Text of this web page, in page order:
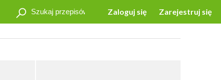
Zaloguj się Zarejestruj się